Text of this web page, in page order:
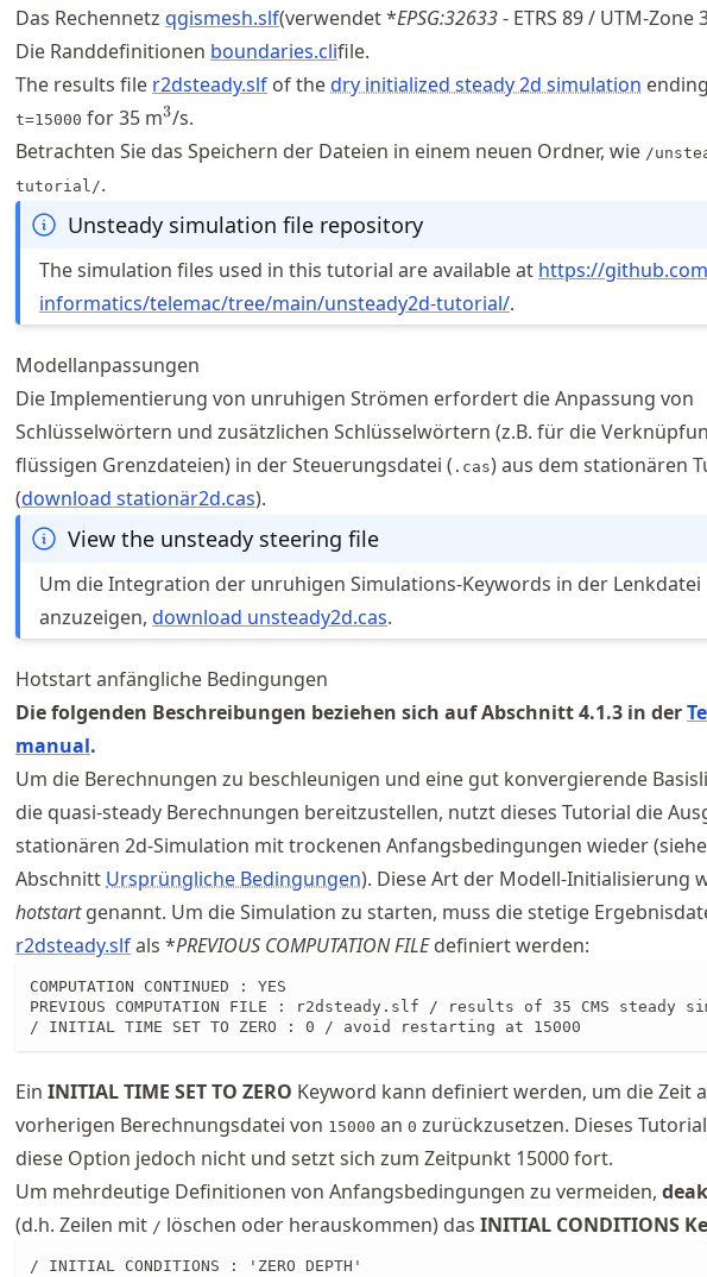
Das Rechennetz qgismesh.slf(verwendet *EPSG:32633- ETRS 89 / UTM-Zone
Die Randdefinitionen boundaries.clifile.
The results file r2dsteady.slf of thedry initialized steady 2d simulation
t=15000 for 35 m^3
3/s.
Betrachten Sie das Speichern der Dateien in einem neuen Ordner, wie /
tutorial/.
Unsteady simulation file repository
The simulation files used in this tutorial are available at https://github.com
informatics/telemac/tree/main/unsteady2d-tutorial/.
Modellanpassungen
Die Implementierung von unruhigen Strömen erfordert die Anpassung von
Schlüsselwörtern und zusätzlichen Schlüsselwörtern (z.B. für die
flüssigen Grenzdateien) in der Steuerungsdatei ( .cas) aus dem stationären
(download stationär2d.cas).
View the unsteady steering file
Um die Integration der unruhigen Simulations-Keywords in der Lenkdatei
anzuzeigen, download unsteady2d.cas.
Hotstart anfängliche Bedingungen
Die folgenden Beschreibungen beziehen sich auf Abschnitt 4.1.3 in der
manual.
Um die Berechnungen zu beschleunigen und eine gut konvergierende
die quasi-steady Berechnungen bereitzustellen, nutzt dieses Tutorial die
stationären 2d-Simulation mit trockenen Anfangsbedingungen wieder (siehe
Abschnitt Ursprüngliche Bedingungen). Diese Art der Modell-Initialisierung
hotstartgenannt. Um die Simulation zu starten, muss die stetige
r2dsteady.slfals *PREVIOUS COMPUTATION FILEdefiniert werden:
COMPUTATION CONTINUED : YES
PREVIOUS COMPUTATION FILE : r2dsteady.slf / results of 35 CMS steady
/ INITIAL TIME SET TO ZERO : 0 / avoid restarting at 15000
Ein INITIAL TIME SET TO ZERO Keyword kann definiert werden, um die Zeit
vorherigen Berechnungsdatei von 15000 an 0 zurückzusetzen. Dieses
diese Option jedoch nicht und setzt sich zum Zeitpunkt 15000 fort.
Um mehrdeutige Definitionen von Anfangsbedingungen zu vermeiden,
(d.h. Zeilen mit / löschen oder herauskommen) das INITIAL CONDITIONS
/ INITIAL CONDITIONS : 'ZERO DEPTH'